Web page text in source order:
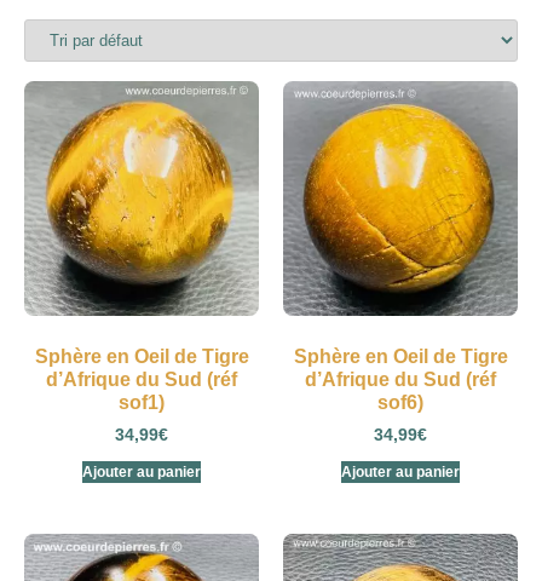
Sphère en Oeil de Tigre
d’Afrique du Sud (réf
sof1)
34,99€
Ajouter au panier
Sphère en Oeil de Tigre
d’Afrique du Sud (réf
sof6)
34,99€
Ajouter au panier